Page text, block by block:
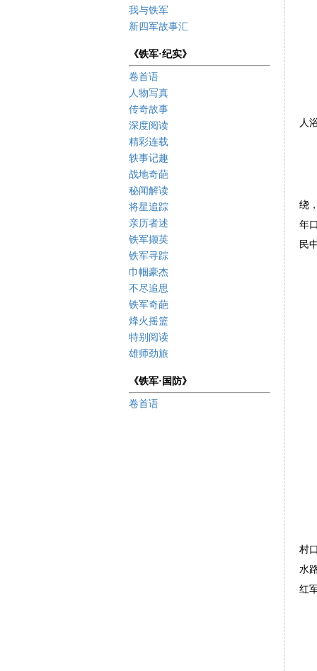
我与铁军
新四军故事汇
《铁军·纪实》
卷首语
人物写真
传奇故事
深度阅读
精彩连载
轶事记趣
战地奇葩
秘闻解读
将星追踪
亲历者述
铁军撷英
铁军寻踪
巾帼豪杰
不尽追思
铁军奇葩
烽火摇篮
特别阅读
雄师劲旅
《铁军·国防》
卷首语
这
人
王
绕
年
民
村
水
红